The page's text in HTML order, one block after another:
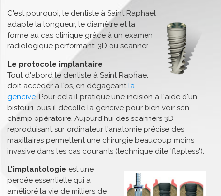
C'est pourquoi, le dentiste à Saint Raphael
adapte la longueur, le diamètre et la
forme au cas clinique grâce à un examen
radiologique performant: 3D ou scanner.
Le protocole implantaire
Tout d'abord le dentiste à Saint Rapĥael
doit accéder à l'os, en dégageantla
gencive. Pour cela il pratique une incision à l'aide d'un
bistouri, puis il décolle la gencive pour bien voir son
champ opératoire. Aujourd'hui des scanners 3D
reproduisant sur ordinateur l'anatomie précise des
maxillaires permettent une chirurgie beaucoup moins
invasive dans les cas courants (technique dite 'flapless').
L'implantologie est une
percée essentielle qui a
amélioré la vie de milliers de